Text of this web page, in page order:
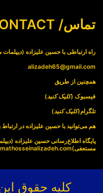
تماس/ CONTACT
راه ارتباطی با حسین علیزاده
alizadeh65@gmail.com
همچنین از طریق
فیسبوک (کلیک کنید)
تلگرام(کلیک کنید)
هم می‌توانید با حسین علیزاده در ارتباط
پایگاه اطلاع‌رسانی حسین علیزاده
مستعفی)
کلیه حقوق